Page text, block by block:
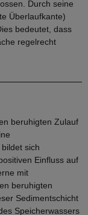
Durch seine
Überlaufkante)
bedeutet, dass
regelrecht
beruhigten Zulauf
sich
Einfluss auf
mit
beruhigten
Sedimentschicht
Speicherwassers